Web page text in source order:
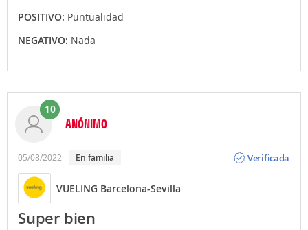
POSITIVO: Puntualidad
NEGATIVO: Nada
10
ANÓNIMO
05/08/2022 en familia
Verificada
VUELING Barcelona-Sevilla
Super bien